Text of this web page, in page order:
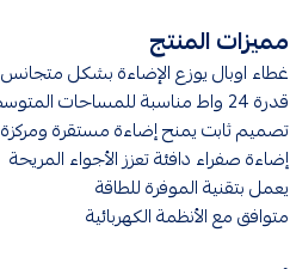
مميزات المنتج
غطاء اوبال يوزع الإضاءة بشكل
قدرة 24 واط مناسبة للمساحات المتوسطة والكبيرة
تصميم ثابت يمنح إضاءة مستقرة ومركزة
إضاءة صفراء دافئة تعزز الأجواء المريحة
يعمل بتقنية الموفرة للطاقة
متوافق مع الأنظمة الكهربائية